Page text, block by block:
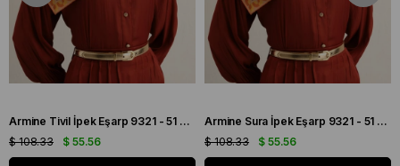
Armine Tivil İpek Eşarp 9321 - 51 Turuncu Karışık Desen
$ 55.56
$ 108.33
Armine Sura İpek Eşarp 9321 - 51 Turuncu Karışık Desen
$ 55.56
$ 108.33